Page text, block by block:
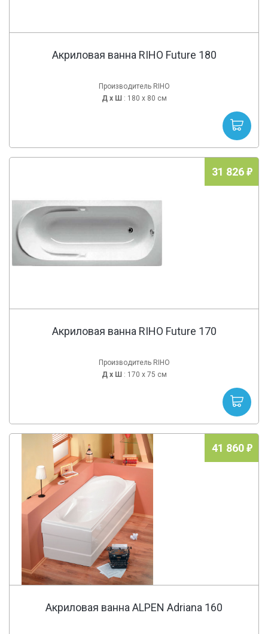
Акриловая ванна RIHO Future 180
Производитель RIHO
Д х Ш : 180 x 80 см
31 826
Акриловая ванна RIHO Future 170
Производитель RIHO
Д х Ш : 170 x 75 см
41 860
Акриловая ванна ALPEN Adriana 160